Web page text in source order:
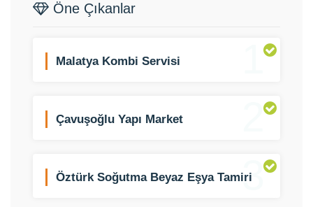
Öne Çıkanlar
1
Malatya Kombi Servisi
2
Çavuşoğlu Yapı Market
3
Öztürk Soğutma Beyaz Eşya Tamiri